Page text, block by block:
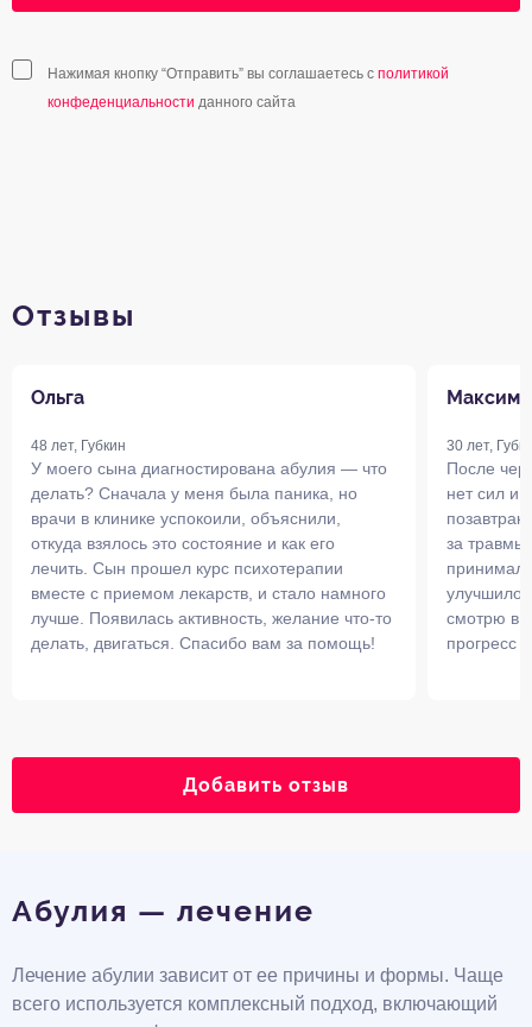
Нажимая кнопку “Отправить” вы соглашаетесь с политикой
конфеденциальности данного сайта
Отзывы
Ольга
48 лет, Губкин
У моего сына диагностирована абулия — что
делать? Сначала у меня была паника, но
врачи в клинике успокоили, объяснили,
откуда взялось это состояние и как его
лечить. Сын прошел курс психотерапии
вместе с приемом лекарств, и стало намного
лучше. Появилась активность, желание что-то
делать, двигаться. Спасибо вам за помощь!
Максим
30 лет,
После
нет сил и
за
принимал
смотрю в
прогресс
Добавить отзыв
Абулия — лечение
Лечение абулии зависит от ее причины и формы. Чаще
всего используется комплексный подход, включающий